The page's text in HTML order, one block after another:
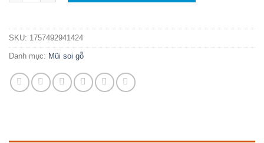
SKU: 1757492941424
Danh mục: Mũi soi gỗ